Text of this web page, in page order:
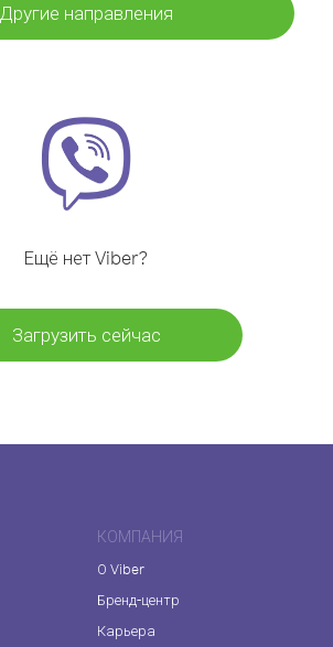
Другие направления
Ещё нет Viber?
Загрузить сейчас
КОМПАНИЯ
О Viber
Бренд-центр
Карьера